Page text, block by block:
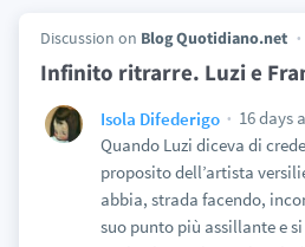
Discussion on Blog Quotidiano.net
Infinito ritrarre. Luzi e
Isola Difederigo
16 days
Quando Luzi diceva di
proposito dell’artista
abbia, strada facendo,
suo punto più assillante e